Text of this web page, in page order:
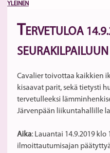
YLEINEN
TERVETULOA
Cavalier toivottaa kaikkien
kisaavat parit, sekä tietysti
tervetulleeksi
Järvenpään liikuntahallille
Aika: Lauantai 14.9.2019
ilmoittautumisajan